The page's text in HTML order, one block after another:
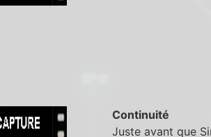
Continuité
Juste avant que